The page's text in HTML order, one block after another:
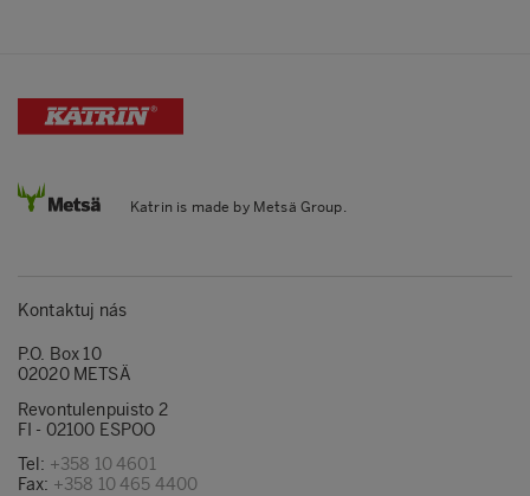
Katrin is made by Metsä Group.
Kontaktuj nás
P.O. Box 10
02020 METSÄ
Revontulenpuisto 2
FI - 02100 ESPOO
Tel: +358 10 4601
Fax: +358 10 465 4400